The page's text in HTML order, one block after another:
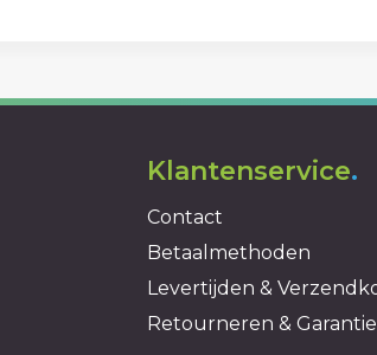
Klantenservice.
Contact
Betaalmethoden
Levertijden &
Retourneren & Garantie